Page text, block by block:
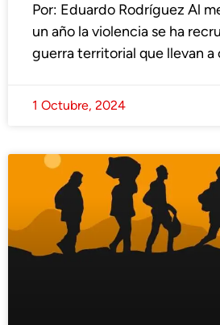
Por: Eduardo Rodríguez Al
un año la violencia se ha
guerra territorial que llevan
1 Octubre, 2024